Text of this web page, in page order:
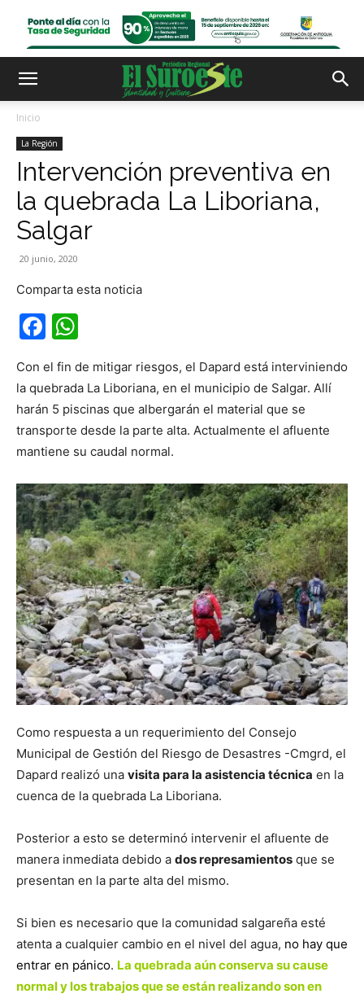
Inicio
La Región
Intervención preventiva en
la quebrada La Liboriana,
Salgar
20 junio, 2020
Comparta esta noticia
Facebook
Con el fin de mitigar riesgos, el Dapard está interviniendo
la quebrada La Liboriana, en el municipio de Salgar. Allí
harán 5 piscinas que albergarán el material que se
transporte desde la parte alta. Actualmente el afluente
mantiene su caudal normal.
Como respuesta a un requerimiento del Consejo
Municipal de Gestión del Riesgo de Desastres -Cmgrd, el
Dapard realizó una visita para la asistencia técnica en la
cuenca de la quebrada La Liboriana.
Posterior a esto se determinó intervenir el afluente de
manera inmediata debido a dos represamientos que se
presentan en la parte alta del mismo.
Si bien es necesario que la comunidad salgareña esté
atenta a cualquier cambio en el nivel del agua, no hay que
entrar en pánico. La quebrada aún conserva su cause
normal y los trabajos que se están realizando son en